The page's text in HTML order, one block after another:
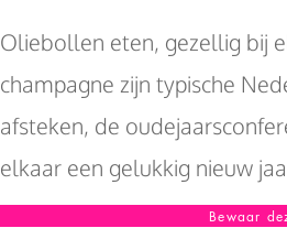
Oliebollen eten, gezellig bij
champagne zijn typische
afsteken, de
elkaar een gelukkig nieuw
Bewaar